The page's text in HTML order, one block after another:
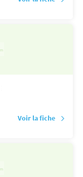
Voir la fiche